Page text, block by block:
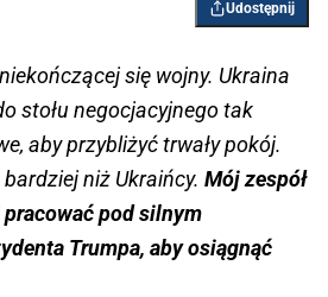
Udostępnij
się wojny. Ukraina
stołu negocjacyjnego tak
aby przybliżyć trwały pokój.
niż Ukraińcy. Mój zespół
pod silnym
Trumpa, aby osiągnąć